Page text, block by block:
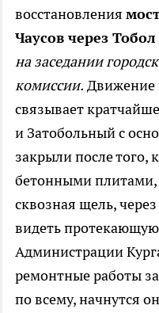
восстановления
Чаусов через Тобол
на заседании
комиссии. Движение
связывает
и Затобольный с
закрыли после того,
бетонными плитами,
сквозная щель,
видеть протекающую
Администрации
ремонтные работы
по всему, начнутся